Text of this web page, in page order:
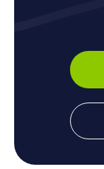
19e eeuw.
specialiteiten.
het milde
Na de
omgeving
Na je speurtocht
verder
uit tot een